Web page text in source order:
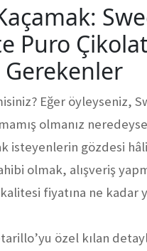
Puro
Eğer öyleyseniz,
olmanız
isteyenlerin gözdesi
olmak, alışveriş
fiyatına ne kadar
özel kılan